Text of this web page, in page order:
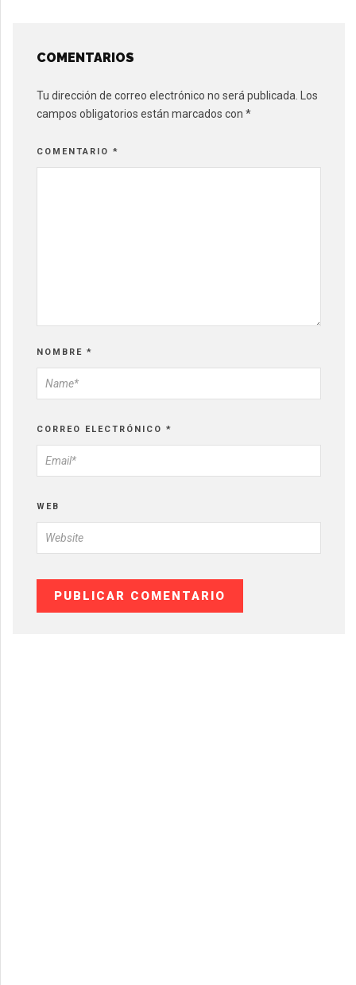
COMENTARIOS
Tu dirección de correo electrónico no será publicada. Los
campos obligatorios están marcados con *
COMENTARIO *
NOMBRE *
CORREO ELECTRÓNICO *
WEB